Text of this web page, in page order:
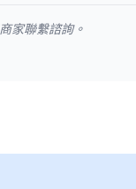
家聯繫諮詢。